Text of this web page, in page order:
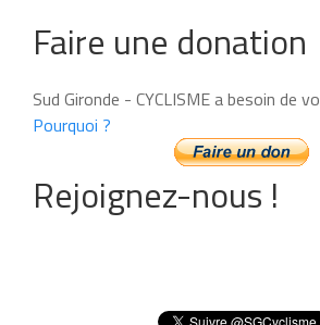
Faire une donation
Sud Gironde - CYCLISME a besoin de
Pourquoi ?
Rejoignez-nous !